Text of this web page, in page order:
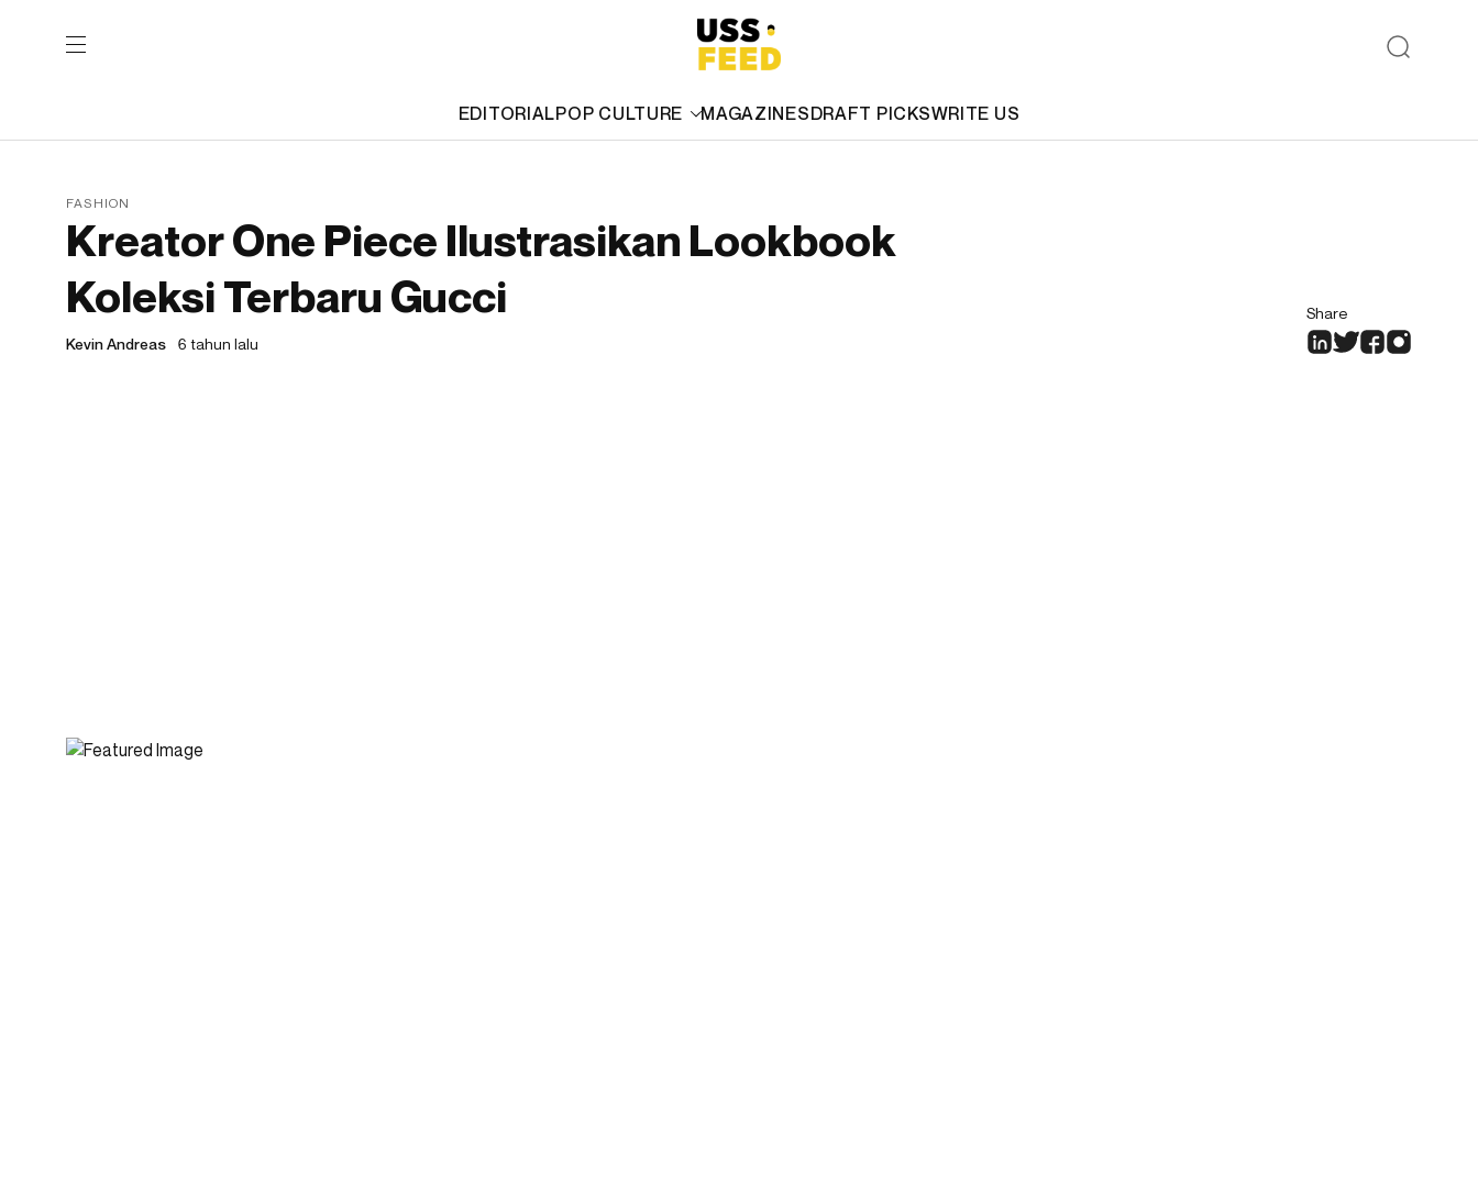
EDITORIALPOP CULTURE MAGAZINESDRAFT PICKSWRITE US
FASHION
Kreator One Piece Ilustrasikan Lookbook
Koleksi Terbaru Gucci
Kevin Andreas 6 tahun lalu
Share